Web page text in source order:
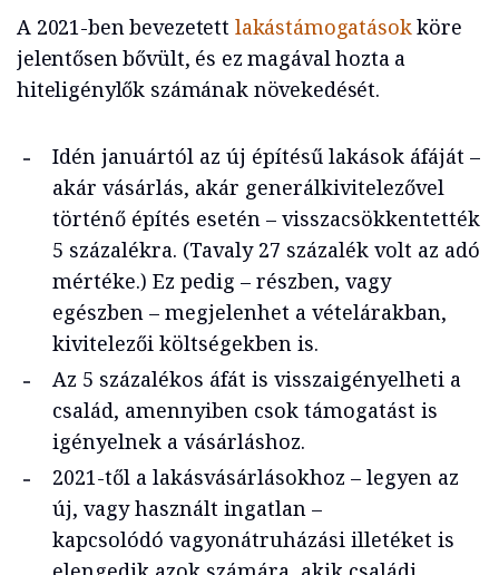
A 2021-ben bevezetett lakástámogatásokköre
jelentősen bővült, és ez magával hozta a
hiteligénylők számának növekedését.
Idén januártól az új építésű lakások áfáját –
akár vásárlás, akár generálkivitelezővel
történő építés esetén – visszacsökkentették
5 százalékra. (Tavaly 27 százalék volt az adó
mértéke.) Ez pedig – részben, vagy
egészben – megjelenhet a vételárakban,
kivitelezői költségekben is.
Az 5 százalékos áfát is visszaigényelheti a
család, amennyiben csok támogatást is
igényelnek a vásárláshoz.
2021-től a lakásvásárlásokhoz – legyen az
új, vagy használt ingatlan –
kapcsolódó vagyonátruházási illetéket is